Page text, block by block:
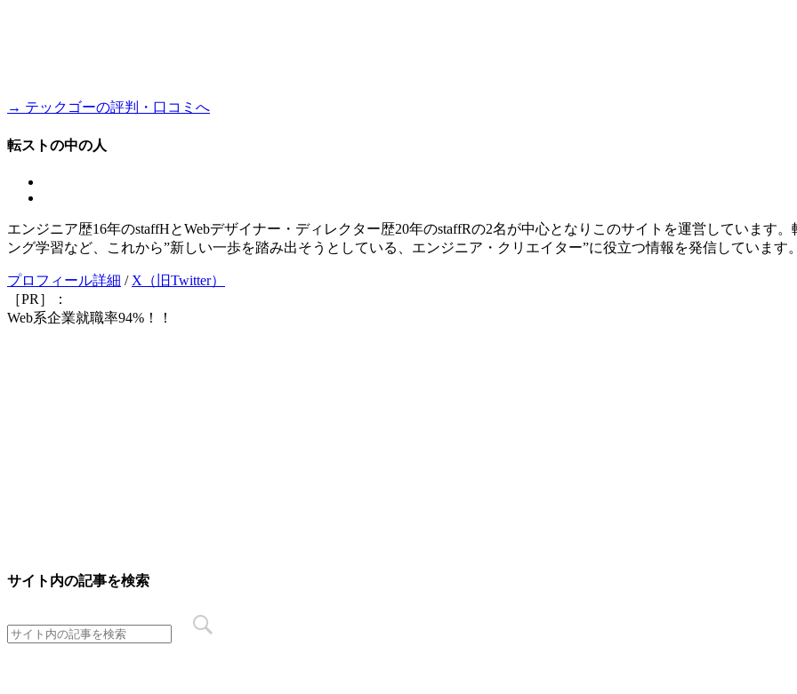
→ テックゴーの評判・口コミへ
転ストの中の人
エンジニア歴16年のstaffHとWebデザイナー・ディレクター歴20年のstaffRの2名が中心となりこのサイトを運営しています
ング学習など、これから”新しい一歩を踏み出そうとしている、エンジニア・クリエイター”に役立つ情報を発信しています。
プロフィール詳細 / X（旧Twitter）
［PR］：
Web系企業就職率94%！！
サイト内の記事を検索